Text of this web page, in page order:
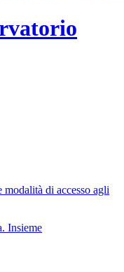
modalità di accesso agli
Insieme